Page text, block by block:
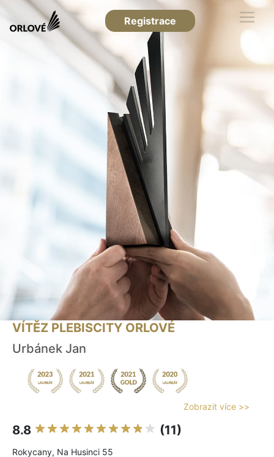
Registrace
VÍTĚZ PLEBISCITY ORLOVÉ
Urbánek Jan
Zobrazit více >>
8.8 (11)
Rokycany, Na Husinci 55